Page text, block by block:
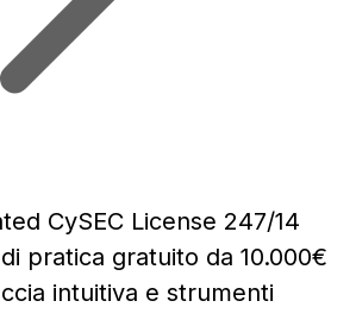
CySEC License 247/14
pratica gratuito da 10.000€
intuitiva e strumenti